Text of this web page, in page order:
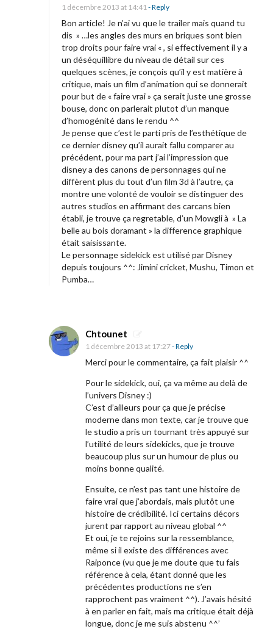
r
i
t
i
q
u
e
c
i
n
é
m
a
]
L
a
i
n
1 décembre 2013 at 14:41 - Reply
Bon article! Je n’ai vu que le trailer mais quand tu
dis » …les angles des murs en briques sont bien
trop droits pour faire vrai « , si effectivement il y a
un déséquillibre du niveau de détail sur ces
quelques scènes, je conçois qu’il y est matière à
critique, mais un film d’animation qui se donnerait
pour but de « faire vrai » ça serait juste une grosse
bouse, donc on parlerait plutot d’un manque
d’homogénité dans le rendu ^^
Je pense que c’est le parti pris de l’esthétique de
ce dernier disney qu’il aurait fallu comparer au
précédent, pour ma part j’ai l’impression que
disney a des canons de personnages qui ne
diffèrent plus du tout d’un film 3d à l’autre, ça
montre une volonté de vouloir se distinguer des
autres studios en affirmant des carcans bien
établi, je trouve ça regretable, d’un Mowgli à » La
belle au bois doramant » la difference graphique
était saisissante.
Le personnage sidekick est utilisé par Disney
depuis toujours ^^: Jimini cricket, Mushu, Timon et
Pumba…
Chtounet
1 décembre 2013 at 17:27- Reply
Merci pour le commentaire, ça fait plaisir ^^
Pour le sidekick, oui, ça va même au delà de
l’univers Disney :)
C’est d’ailleurs pour ça que je précise
moderne dans mon texte, car je trouve que
le studio a pris un tournant très appuyé sur
l’utilité de leurs sidekicks, que je trouve
beaucoup plus sur un humour de plus ou
moins bonne qualité.
Ensuite, ce n’est pas tant une histoire de
faire vrai que j’abordais, mais plutôt une
histoire de crédibilité. Ici certains décors
jurent par rapport au niveau global ^^
Et oui, je te rejoins sur la ressemblance,
même si il existe des différences avec
Raiponce (vu que je me doute que tu fais
référence à cela, étant donné que les
précédentes productions ne s’en
rapprochent pas vraiment ^^). J’avais hésité
à en parler en fait, mais ma critique était déjà
longue, donc je me suis abstenu ^^’